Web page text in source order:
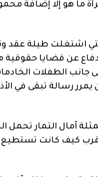
ما هو إلا إضافة
اشتغلت طيلة عقد
عن قضايا حقوقية
جانب الطفلات
رسالة تبقى في
آمال التمار تحمل
قرب كيف كانت